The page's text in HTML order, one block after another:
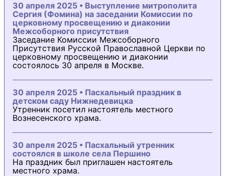
30 апреля 2025 • Выступление митрополита
Сергия (Фомина) на заседании Комиссии по
церковному просвещению и диаконии
Межсоборного присутствия
Заседание Комиссии Межсоборного
Присутствия Русской Православной Церкви по
церковному просвещению и диаконии
состоялось 30 апреля в Москве.
30 апреля 2025 • Пасхальный праздник в
детском саду Нижнедевицка
Утренник посетил настоятель местного
Вознесенского храма.
30 апреля 2025 • Пасхальный утренник
состоялся в школе села Першино
На праздник был приглашен настоятель
местного храма.